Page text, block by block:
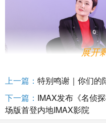
展开
上一篇： 特别鸣谢｜你们的
下一篇： IMAX发布《名侦
场版首登内地IMAX影院